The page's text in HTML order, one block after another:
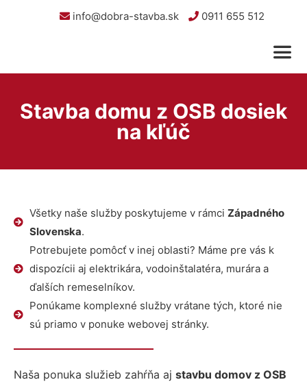
info@dobra-stavba.sk 0911 655 512
Stavba domu z OSB dosiek
na kľúč
Všetky naše služby poskytujeme v rámci Západného
Slovenska.
Potrebujete pomôcť v inej oblasti? Máme pre vás k
dispozícii aj elektrikára, vodoinštalatéra, murára a
ďalších remeselníkov.
Ponúkame komplexné služby vrátane tých, ktoré nie
sú priamo v ponuke webovej stránky.
Naša ponuka služieb zahŕňa aj stavbu domov z OSB